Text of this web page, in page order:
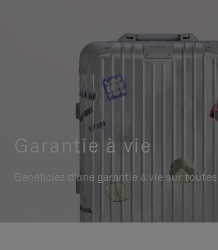
Garantie à vie
Bénéficiez d'une garantie à vie sur